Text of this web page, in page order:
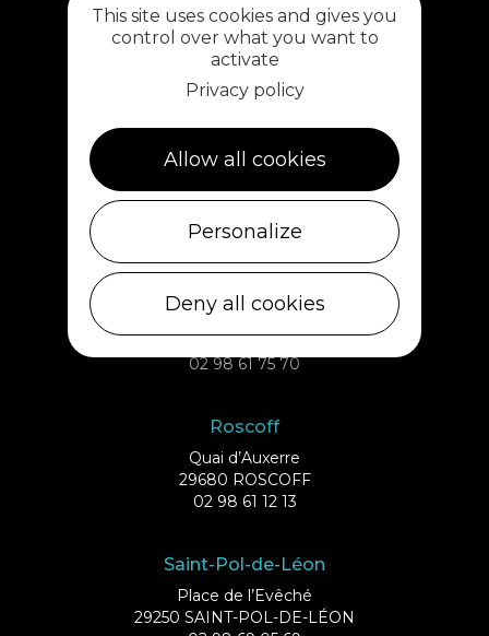
Plouescat
29430 PLOUESCAT
02 98 69 62 18
Débarcadère
29253 ILE DE BATZ
02 98 61 75 70
Roscoff
Quai d’Auxerre
29680 ROSCOFF
02 98 61 12 13
Saint-Pol-de-Léon
Place de l’Evêché
29250 SAINT-POL-DE-LÉON
This site uses cookies and gives you
control over what you want to
activate
Privacy policy
Allow all cookies
Personalize
Deny all cookies